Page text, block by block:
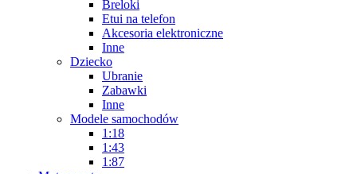
Breloki
Etui na telefon
Akcesoria elektroniczne
Inne
Dziecko
Ubranie
Zabawki
Inne
Modele samochodów
1:18
1:43
1:87